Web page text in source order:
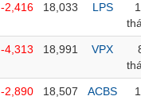
-2,416 18,033 LPS
-4,313 18,991 VPX
-2,890 18,507 ACBS